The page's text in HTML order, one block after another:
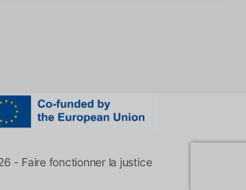
- Faire fonctionner la justice